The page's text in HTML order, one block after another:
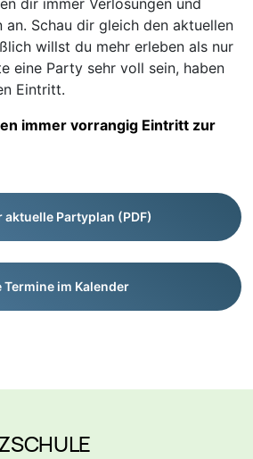
dir immer Verlosungen und
an. Schau dir gleich den aktuellen
willst du mehr erleben als nur
eine Party sehr voll sein, haben
Eintritt.
immer vorrangig Eintritt zur
aktuelle Partyplan (PDF)
Termine im Kalender